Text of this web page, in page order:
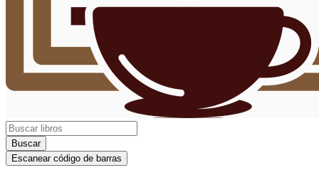
Buscar
Escanear código de barras